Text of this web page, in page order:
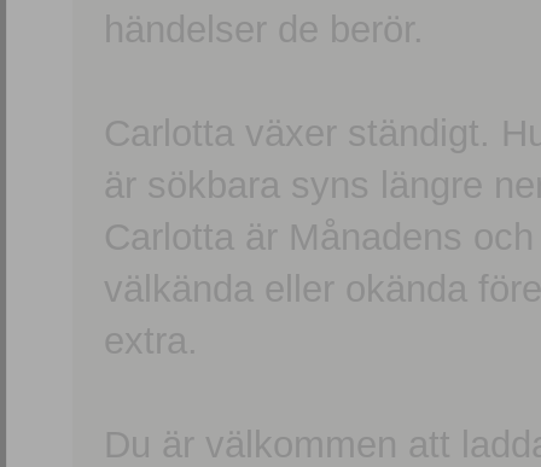
händelser de berör.
Carlotta växer ständigt.
är sökbara syns längre
Carlotta är Månadens
välkända eller okända
extra.
Du är välkommen att